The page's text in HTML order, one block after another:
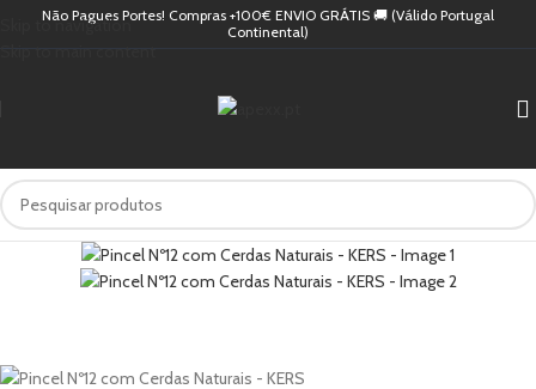
Skip to navigation
Não Pagues Portes! Compras +100€ ENVIO GRÁTIS 🚚 (Válido Portugal
Continental)